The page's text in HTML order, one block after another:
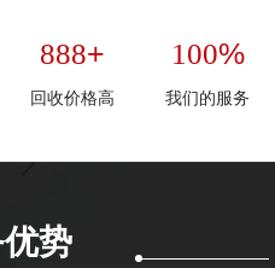
888+
回收价格高
100%
我们的服务
势